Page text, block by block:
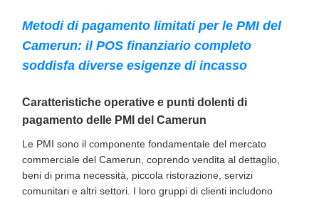
Metodi di pagamento limitati per le PMI del
Camerun: il POS finanziario completo
soddisfa diverse esigenze di incasso
Caratteristiche operative e punti dolenti di
pagamento delle PMI del Camerun
Le PMI sono il componente fondamentale del mercato
commerciale del Camerun, coprendo vendita al dettaglio,
beni di prima necessità, piccola ristorazione, servizi
comunitari e altri settori. I loro gruppi di clienti includono